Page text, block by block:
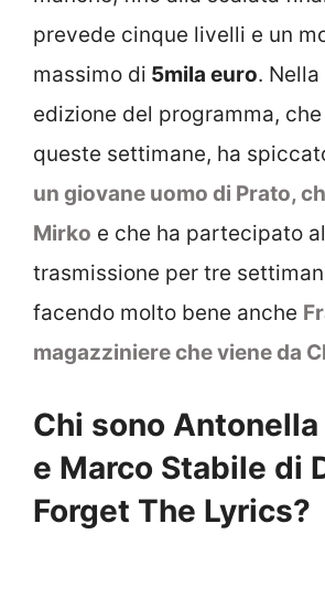
prevede cinque livelli e un
massimo di 5mila euro.
edizione del programma,
queste settimane, ha
un giovane uomo di Prato,
Mirko e che ha partecipato
trasmissione per tre
facendo molto bene anche
magazziniere che viene da
Chi sono Antonella
e Marco Stabile di
Forget The Lyrics?